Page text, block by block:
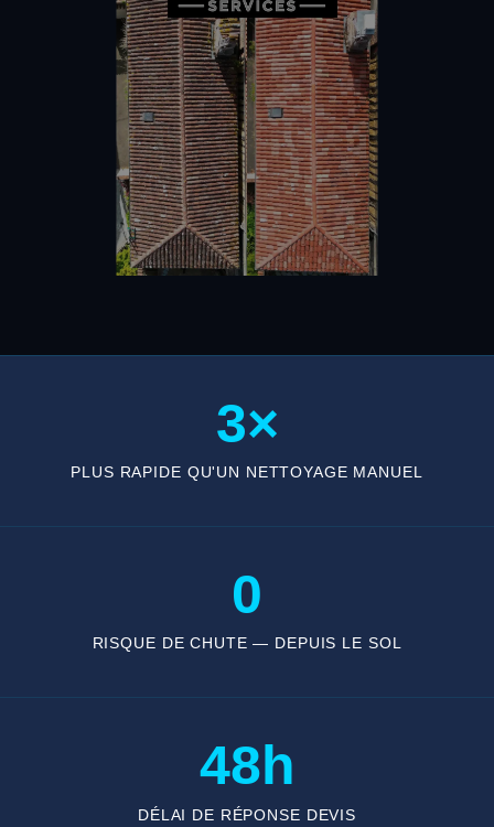
3×
PLUS RAPIDE QU'UN NETTOYAGE MANUEL
0
RISQUE DE CHUTE — DEPUIS LE SOL
48h
DÉLAI DE RÉPONSE DEVIS